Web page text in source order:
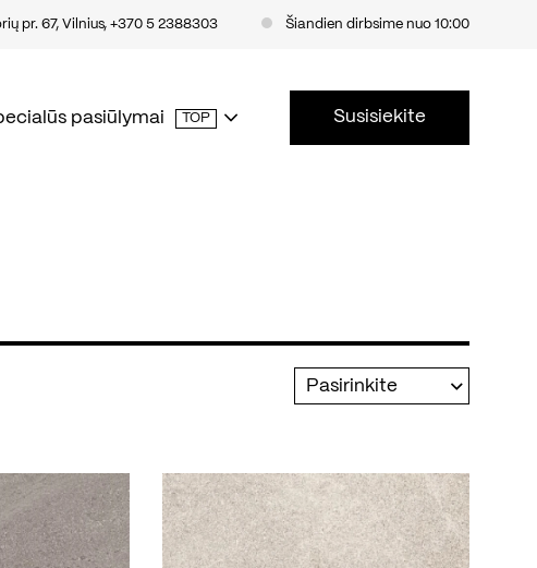
pr. 67, Vilnius, +370 5 2388303 Šiandien dirbsime nuo 10:00
pasiūlymai TOP Susisiekite
Pasirinkite